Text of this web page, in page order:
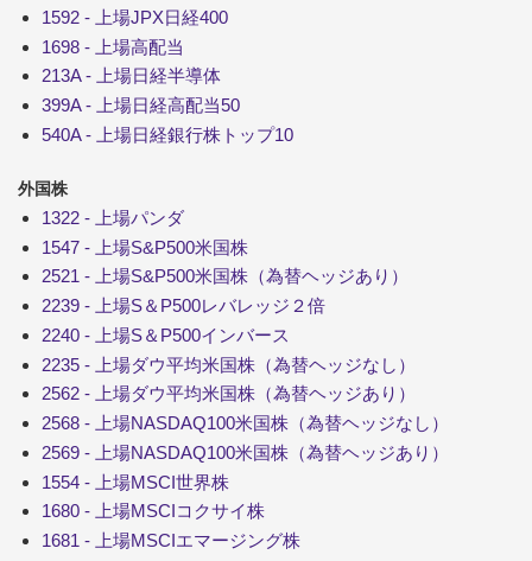
1592 - 上場JPX日経400
1698 - 上場高配当
213A - 上場日経半導体
399A - 上場日経高配当50
540A - 上場日経銀行株トップ10
外国株
1322 - 上場パンダ
1547 - 上場S&P500米国株
2521 - 上場S&P500米国株（為替ヘッジあり）
2239 - 上場S＆P500レバレッジ２倍
2240 - 上場S＆P500インバース
2235 - 上場ダウ平均米国株（為替ヘッジなし）
2562 - 上場ダウ平均米国株（為替ヘッジあり）
2568 - 上場NASDAQ100米国株（為替ヘッジなし）
2569 - 上場NASDAQ100米国株（為替ヘッジあり）
1554 - 上場MSCI世界株
1680 - 上場MSCIコクサイ株
1681 - 上場MSCIエマージング株